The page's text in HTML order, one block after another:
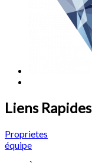
Liens Rapides
Proprietes
équipe